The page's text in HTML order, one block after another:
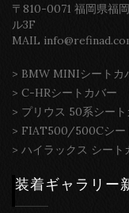
〒810-0071 福岡県福
ル3F
MAIL
> BMW MINIシートカ
> C-HRシートカバー
> プリウス 50系シート
> FIAT500/500Cシー
> ハイラックス シート
装着ギャラリー